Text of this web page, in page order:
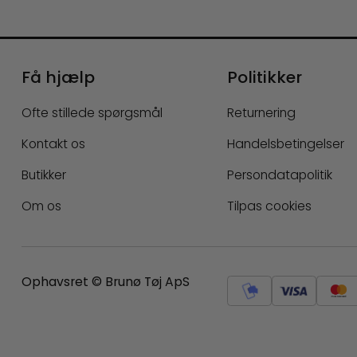
Få hjælp
Ofte stillede spørgsmål
Kontakt os
Butikker
Om os
Politikker
Returnering
Handelsbetingelser
Persondatapolitik
Tilpas cookies
Ophavsret © Brunø Tøj ApS